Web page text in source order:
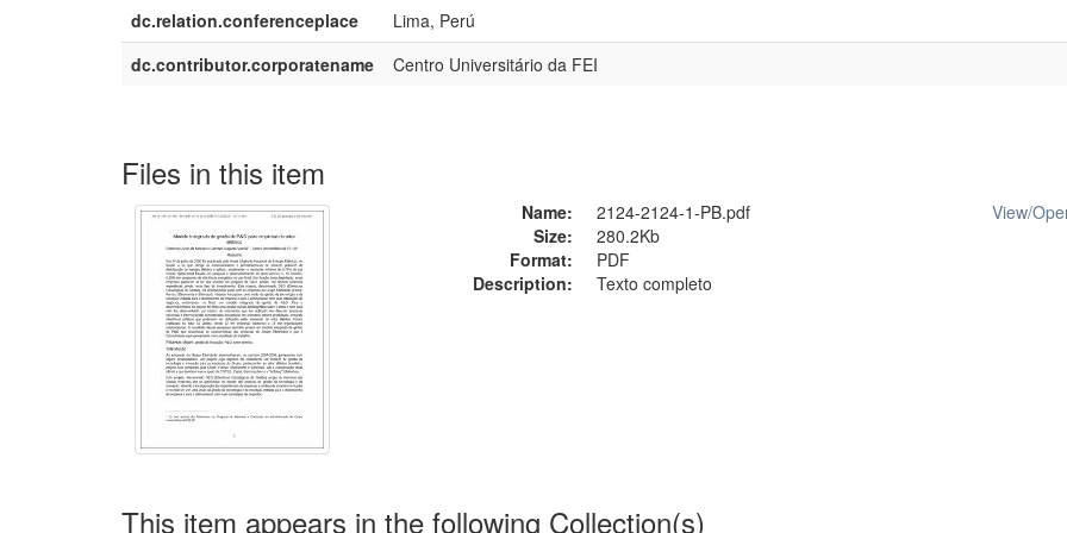
dc.relation.conferenceplace
Lima, Perú
dc.contributor.corporatename
Centro Universitário da FEI
Files in this item
Name:
2124-2124-1-PB.pdf
Size:
280.2Kb
Format:
PDF
Description:
Texto completo
View/
This item appears in the following Collection(s)